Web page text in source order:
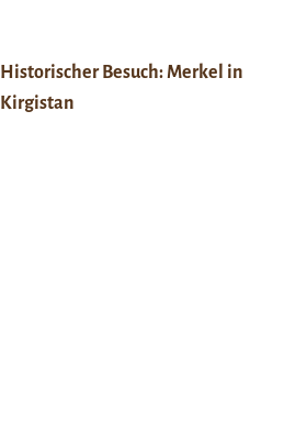
Historischer Besuch: Merkel in
Kirgistan